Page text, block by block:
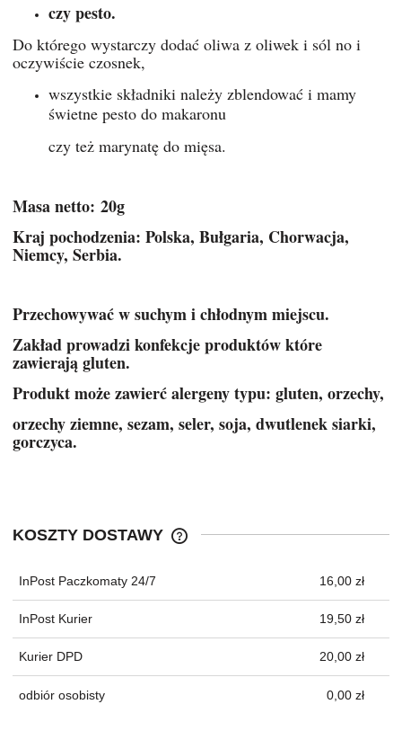
czy pesto.
Do którego wystarczy dodać oliwa z oliwek i sól no i
oczywiście czosnek,
wszystkie składniki należy zblendować i mamy
świetne pesto do makaronu
czy też marynatę do mięsa.
Masa netto: 20g
Kraj pochodzenia: Polska, Bułgaria, Chorwacja,
Niemcy, Serbia.
Przechowywać w suchym i chłodnym miejscu.
Zakład prowadzi konfekcje produktów które
zawierają gluten.
Produkt może zawierć alergeny typu: gluten, orzechy,
orzechy ziemne, sezam, seler, soja, dwutlenek siarki,
gorczyca.
KOSZTY DOSTAWY
InPost Paczkomaty 24/7 16,00 zł
InPost Kurier 19,50 zł
Kurier DPD 20,00 zł
odbiór osobisty 0,00 zł